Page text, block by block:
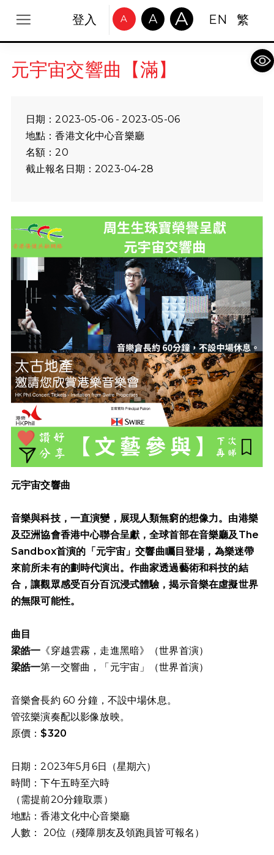
登入 A A A EN 繁
元宇宙交響曲【滿】
日期：2023-05-06 - 2023-05-06
地點：香港文化中心音樂廳
名額：20
截止報名日期：2023-04-28
元宇宙交響曲
音樂與科技，一直演變，展現人類無窮的想像力。由港樂
及亞洲協會香港中心聯合呈獻，全球首部在音樂廳及The
Sandbox首演的「元宇宙」交響曲矚目登場，為樂迷帶
來前所未有的劃時代演出。作曲家透過藝術和科技的結
合，讓觀眾感受百分百沉浸式體驗，揭示音樂在虛擬世界
的無限可能性。
曲目
梁皓一 《穿越雲霧，走進黑暗》（世界首演）
梁皓一第一交響曲，「元宇宙」（世界首演）
音樂會長約 60 分鐘，不設中場休息。
管弦樂演奏配以影像放映。
原價： $320
日期：2023年5月6日（星期六）
時間：下午五時至六時
（需提前20分鐘取票）
地點：香港文化中心音樂廳
人數：
20位（殘障朋友及領跑員皆可報名）